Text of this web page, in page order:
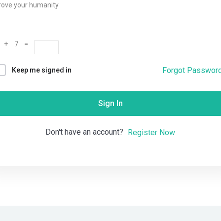
your humanity
+ 7 =
Keep me signed in Forgot
Sign In
Don't have an account? Register Now